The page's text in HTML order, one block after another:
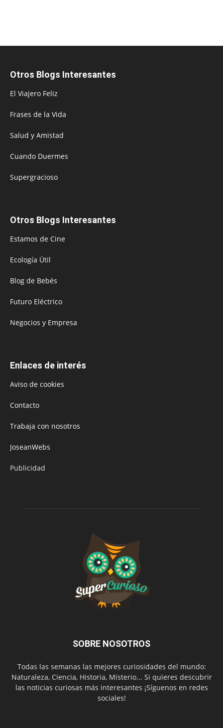
Otros Blogs Interesantes
El Viajero Feliz
Frases de la Vida
Salud y Amistad
Cuando Duermes
Supergracioso
Otros Blogs Interesantes
Estamos de Cine
Ecología Útil
Blog de Bebés
Futuro Eléctrico
Negocios y Empresa
Enlaces de interés
Aviso de cookies
Contacto
Trabaja con nosotros
JoseanWebs
Publicidad
SOBRE NOSOTROS
Todas las semanas las mejores curiosidades del mundo:
Naturaleza, Ciencia, Historia, Misterio... Si quieres descubrir
las noticias curiosas más interesantes ¡Síguenos en redes
sociales!